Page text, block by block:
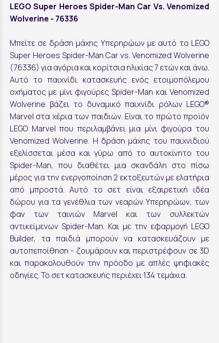
LEGO Super Heroes Spider-Man Car Vs. Venomized
Wolverine - 76336
Μπείτε σε δράση μάχης Υπερηρώων με αυτό το LEGO
Super Heroes Spider-Man Car vs. Venomized Wolverine
(76336) για αγόρια και κορίτσια ηλικίας 7 ετών και άνω.
Αυτό το παιχνίδι κατασκευής ενός ετοιμοπόλεμου
οχήματος με μίνι φιγούρες Spider-Man και Venomized
Wolverine βάζει το δυναμικό παιχνίδι ρόλων LEGO®
Marvel στα χέρια των παιδιών. Είναι το πρώτο προϊόν
LEGO Marvel που περιλαμβάνει μια μίνι φιγούρα του
Venomized Wolverine. Η δράση μάχης του παιχνιδιού
εξελίσσεται μέσα και γύρω από το αυτοκίνητο του
Spider-Man, που διαθέτει μια σκανδάλη στο πίσω
μέρος για την ενεργοποίηση 2 εκτοξευτών με ελατήρια
από μπροστά. Αυτό το σετ είναι εξαιρετική ιδέα
δώρου για τα γενέθλια των νεαρών Υπερηρώων, των
φαν των ταινιών Marvel και των συλλεκτών
αντικείμενων Spider-Man. Και με την εφαρμογή LEGO
Builder, τα παιδιά μπορούν να κατασκευάζουν με
αυτοπεποίθηση - ζουμάρουν και περιστρέφουν σε 3D
και παρακολουθούν την πρόοδο με απλές ψηφιακές
οδηγίες. Το σετ κατασκευής περιέχει 134 τεμάχια.